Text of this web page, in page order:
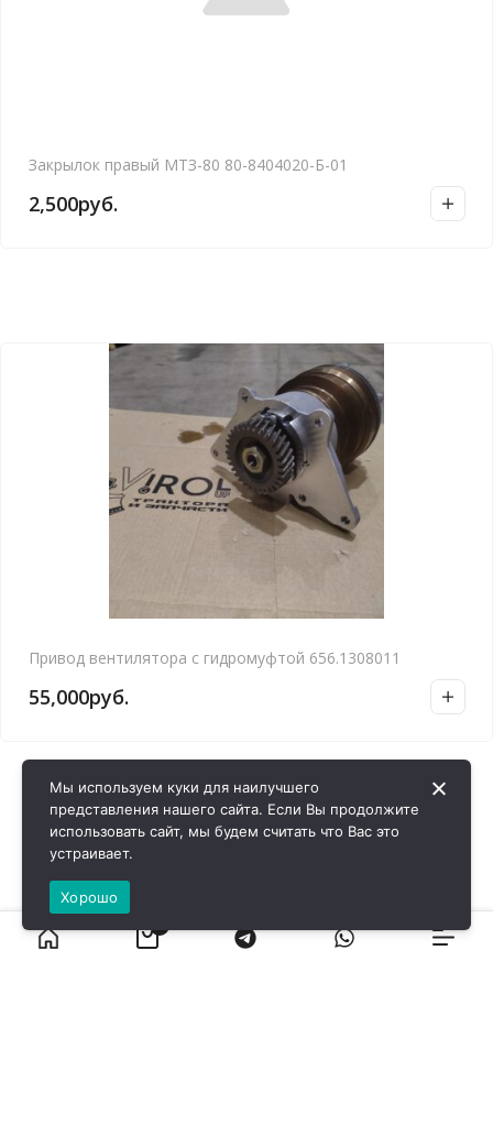
Закрылок правый МТЗ-80 80-8404020-Б-01
2,500руб.
Привод вентилятора с гидромуфтой 656.1308011
55,000руб.
Мы используем куки для наилучшего
представления нашего сайта. Если Вы продолжите
использовать сайт, мы будем считать что Вас это
устраивает.
Хорошо